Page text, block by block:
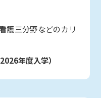
護三分野などのカリ
2026年度入学）